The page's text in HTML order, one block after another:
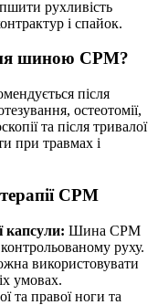
рухливість
і спайок.
шиною CPM?
після
остеотомії,
та після тривалої
при травмах і
CPM
капсули: Шина CPM
руху.
використовувати
умовах.
та правої ноги та